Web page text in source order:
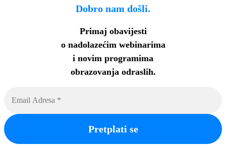
Dobro nam došli.
Primaj obavijesti
o nadolazećim webinarima
i novim programima
obrazovanja odraslih.